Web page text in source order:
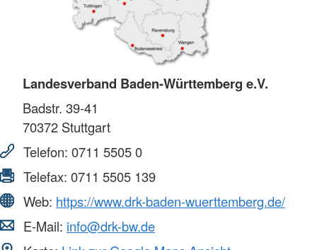
Landesverband Baden-Württemberg e.V.
Badstr. 39-41
70372 Stuttgart
Telefon: 0711 5505 0
Telefax: 0711 5505 139
Web: https://www.drk-baden-wuerttemberg.de/
E-Mail: info@drk-bw.de